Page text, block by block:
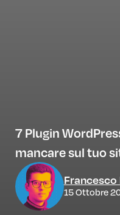
7 Plugin
mancare sul tuo
15 Ottobre